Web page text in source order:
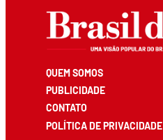
QUEM SOMOS
PUBLICIDADE
CONTATO
POLÍTICA DE PRIVACIDADE